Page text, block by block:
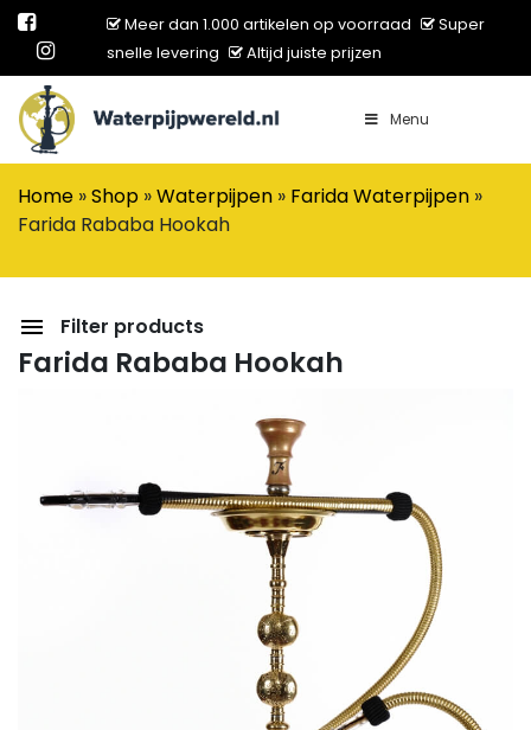
Meer dan 1.000 artikelen op voorraad
Super
snelle levering
Altijd juiste prijzen
Main Navigation Menu
Home »Shop »Waterpijpen » Farida Waterpijpen »
Farida Rababa Hookah
Filter products
Farida Rababa Hookah